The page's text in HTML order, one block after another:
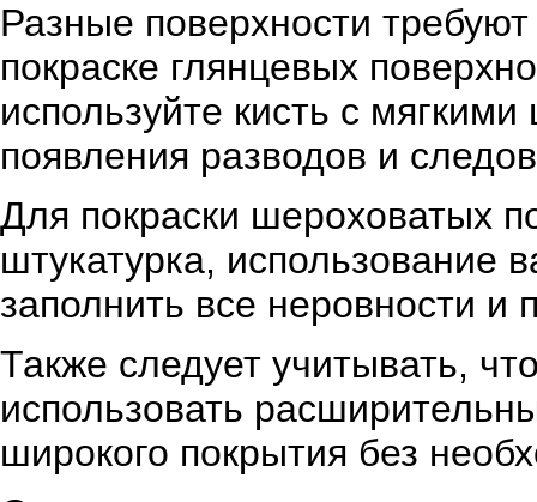
Разные поверхности
покраске глянцевых
используйте кисть с
появления разводов и
Для покраски шероховатых
штукатурка, использование
заполнить все неровности и
Также следует учитывать,
использовать
широкого покрытия без